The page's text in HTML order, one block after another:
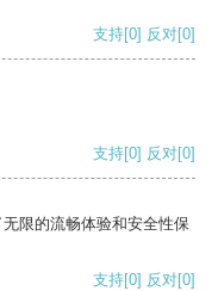
支持[0] 反对[0]
支持[0] 反对[0]
限的流畅体验和安全性保
支持[0] 反对[0]